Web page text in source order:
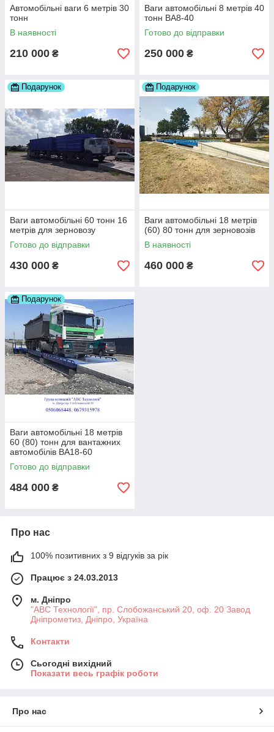
Автомобільні ваги 6 метрів 30
тонн
В наявності
210 000 ₴
Ваги автомобільні 8 метрів 40
тонн ВА8-40
Готово до відправки
250 000 ₴
Подарунок
Ваги автомобільні 60 тонн 16
метрів для зерновозу
Готово до відправки
430 000 ₴
Подарунок
Ваги автомобільні 18 метрів
(60) 80 тонн для зерновозів
В наявності
460 000 ₴
Подарунок
Ваги автомобільні 18 метрів
60 (80) тонн для вантажних
автомобілів ВА18-60
Готово до відправки
484 000 ₴
Про нас
100% позитивних з 9 відгуків за рік
Працює з 24.03.2013
м. Дніпро
"АВС Технології", пр. Слобожанський 20, оф. 20 Завод
Дніпрометиз, Дніпро, Україна
Контакти
Сьогодні вихідний
Показати весь графік роботи
Про нас